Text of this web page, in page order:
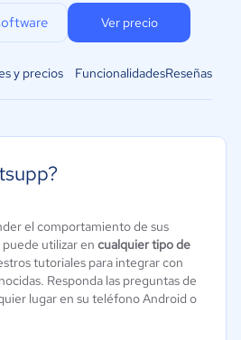
Ver precio
y precios FuncionalidadesReseñas
el comportamiento de sus
utilizar en cualquier tipo de
tutoriales para integrar con
Responda las preguntas de
lugar en su teléfono Android o